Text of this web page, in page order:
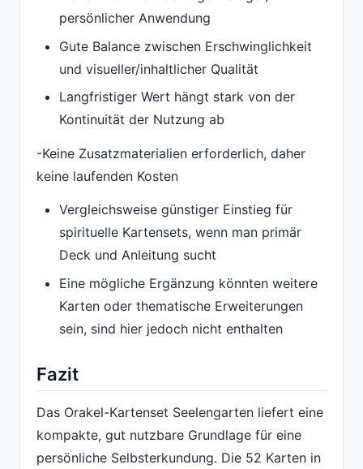
persönlicher Anwendung
Gute Balance zwischen Erschwinglichkeit
und visueller/inhaltlicher Qualität
Langfristiger Wert hängt stark von der
Kontinuität der Nutzung ab
-Keine Zusatzmaterialien erforderlich, daher
keine laufenden Kosten
Vergleichsweise günstiger Einstieg für
spirituelle Kartensets, wenn man primär
Deck und Anleitung sucht
Eine mögliche Ergänzung könnten weitere
Karten oder thematische Erweiterungen
sein, sind hier jedoch nicht enthalten
Fazit
Das Orakel-Kartenset Seelengarten liefert eine
kompakte, gut nutzbare Grundlage für eine
persönliche Selbsterkundung. Die 52 Karten in